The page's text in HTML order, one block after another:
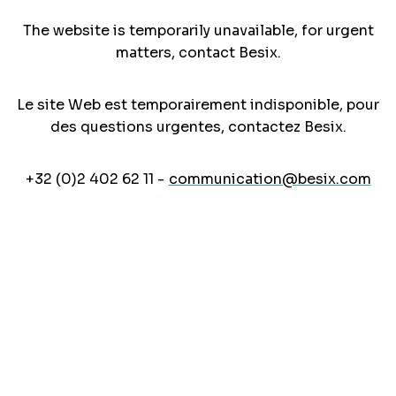
The website is temporarily unavailable, for urgent
matters, contact Besix.
Le site Web est temporairement indisponible, pour
des questions urgentes, contactez Besix.
+32 (0)2 402 62 11 - communication@besix.com